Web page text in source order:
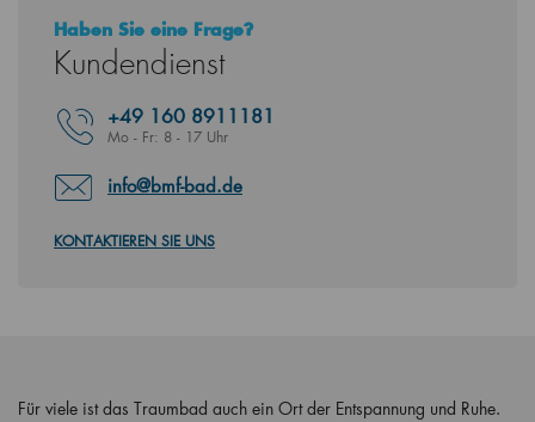
Haben Sie eine Frage?
Kundendienst
+49 160 8911181
Mo - Fr: 8 - 17 Uhr
info@bmf-bad.de
KONTAKTIEREN SIE UNS
Für viele ist das Traumbad auch ein Ort der Entspannung und Ruhe.